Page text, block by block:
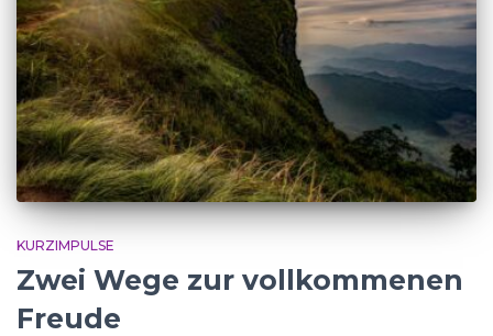
KURZIMPULSE
Zwei Wege zur vollkommenen
Freude